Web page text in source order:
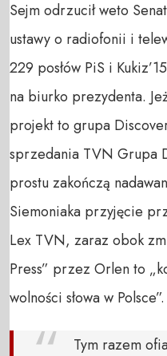
Sejm odrzucił weto
ustawy o radiofonii i
229 posłów PiS i
na biurko prezydenta.
projekt to grupa
sprzedania TVN Grupa
prostu zakończą
Siemoniaka przyjęcie
Lex TVN, zaraz obok
Press” przez Orlen to
wolności słowa w Polsce”.
Tym razem